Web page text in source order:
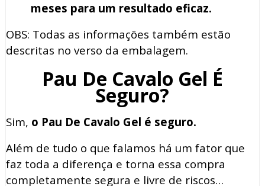
meses para um resultado eficaz.
OBS: Todas as informações também estão
descritas no verso da embalagem.
Pau De Cavalo Gel É
Seguro?
Sim, o Pau De Cavalo Gel é seguro.
Além de tudo o que falamos há um fator que
faz toda a diferença e torna essa compra
completamente segura e livre de riscos…